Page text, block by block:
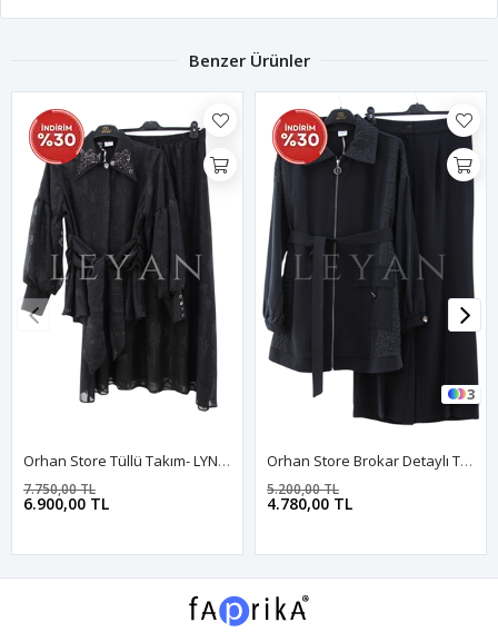
Benzer Ürünler
Orhan Store Tüllü Takım- LYN04467 Siyah
6.900,00 TL
7.750,00 TL
3
Orhan Store Brokar Detaylı Takım- LYN04160 Siyah
4.780,00 TL
5.200,00 TL